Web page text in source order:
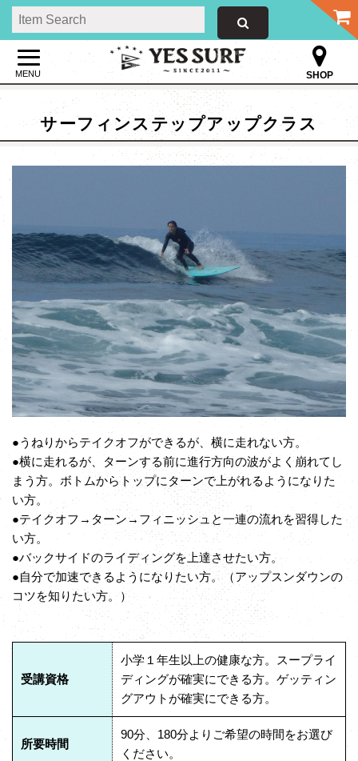
MENU SHOP
サーフィンステップアップクラス
●うねりからテイクオフができるが、横に走れない方。
●横に走れるが、ターンする前に進行方向の波がよく崩れてし
まう方。ボトムからトップにターンで上がれるようになりた
い方。
●テイクオフ→ターン→フィニッシュと一連の流れを習得した
い方。
●バックサイドのライディングを上達させたい方。
●自分で加速できるようになりたい方。（アップスンダウンの
コツを知りたい方。）
受講資格
小学１年生以上の健康な方。スープライ
ディングが確実にできる方。ゲッティン
グアウトが確実にできる方。
所要時間
90分、180分よりご希望の時間をお選び
ください。